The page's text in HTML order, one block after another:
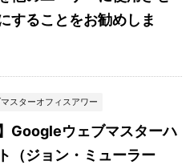
することをお勧めしま
スターオフィスアワー
】Googleウェブマスターハ
（ジョン・ミューラー